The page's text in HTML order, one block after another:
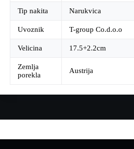
Tip nakita Narukvica
Uvoznik T-group Co.d.o.o
Velicina 17.5+2.2cm
Zemlja
porekla
Austrija